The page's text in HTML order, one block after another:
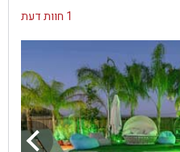
1 חוות דעת